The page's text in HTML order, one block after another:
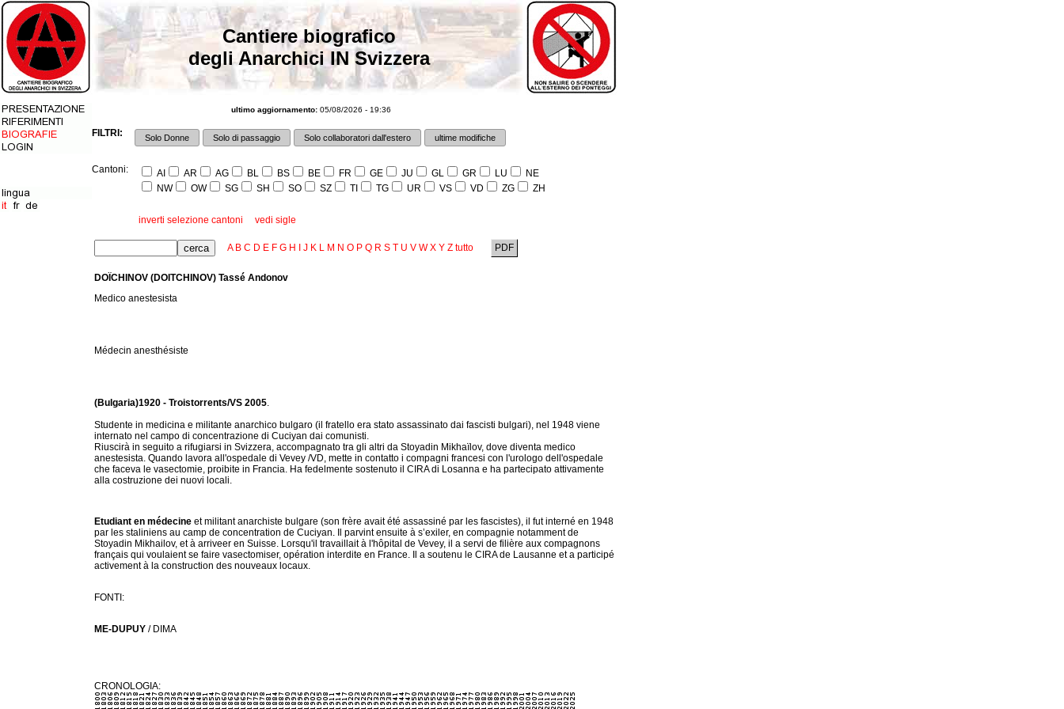
Cantiere biografico
degli Anarchici IN Svizzera
ultimo aggiornamento: 05/08/2026 - 19:36
FILTRI: Solo Donne Solo di passaggio Solo collaboratori dall'estero ultime modifiche
Cantoni: AI AR AG BL BS BE FR GE JU GL GR LU
NE
NW
OW SG SH SO SZ TI TG UR VS VD ZG ZH
inverti selezione cantoni vedi sigle
A B C D E F G H J K L M N O P Q R S T U V W X Y Z tutto PDF
DOÏCHINOV (DOITCHINOV) Tassé Andonov
Medico anestesista
Médecin anesthésiste
(Bulgaria)1920 - Troistorrents/VS 2005.
Studente in medicina e militante anarchico bulgaro (il fratello era stato assassinato dai fascisti bulgari), nel 1948 viene
internato nel campo di concentrazione di Cuciyan dai comunisti.
Riuscirà in seguito a rifugiarsi in Svizzera, accompagnato tra gli altri da Stoyadin Mikhaïlov, dove diventa medico
anestesista. Quando lavora all'ospedale di Vevey /VD, mette in contatto i compagni francesi con l'urologo dell'ospedale
che faceva le vasectomie, proibite in Francia. Ha fedelmente sostenuto il CIRA di Losanna e ha partecipato attivamente
alla costruzione dei nuovi locali.
Etudiant en médecine et militant anarchiste bulgare (son frère avait été assassiné par les fascistes), il fut interné en 1948
par les staliniens au camp de concentration de Cuciyan. Il parvint ensuite à s’exiler, en compagnie notamment de
Stoyadin Mikhailov, et à arriveer en Suisse. Lorsqu'il travaillait à l'hôpital de Vevey, il a servi de filière aux compagnons
français qui voulaient se faire vasectomiser, opération interdite en France. Il a soutenu le CIRA de Lausanne et a participé
activement à la construction des nouveaux locaux.
FONTI:
ME-DUPUY / DIMA
CRONOLOGIA: